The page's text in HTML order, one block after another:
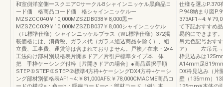
和室側洋室側ースクエアCサークルBシャインニッケル黒商品コ
ード価 格商品コード価 格シャインニッケルー
MZSZCC040￥10,000MZSZDB038￥8,000黒ー
MZSZCC039￥10,000MZSZDB037￥8,000シャインニッケル
（FL標準仕様）シャインニッケルプラス（WL標準仕様）372掲
載価格には、消費税、ガラス代（ガラス組込商品を除く）、組
立費、工事費、運賃等は含まれておりません。戸襖／在来・2×4
工法向け部材別規格表片開きドア／片引戸標準タイプ本 体
把 手枠ケーシング付枠［片開きドアの場合］●商品選択手順
STEP①STEP③STEP②標準4方枠+ケーシングDX4方枠+ケーシ
ング部材別価格表AF1∼4:￥81,000AF5:￥78,000CMACME商品コ
仕様を選ぶP.370
P.948納まり図
373AF1∼4:￥
て下記おすすめ
易的にできます
吊元色記号おす
ア） 左吊元→L
枠見込みは
A14mm足
DX枠見込み（
壁（135mm）13